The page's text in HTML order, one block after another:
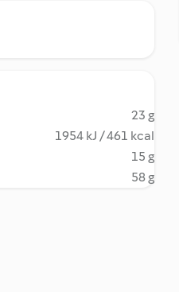
23 g
1954 kJ / 461 kcal
15 g
58 g